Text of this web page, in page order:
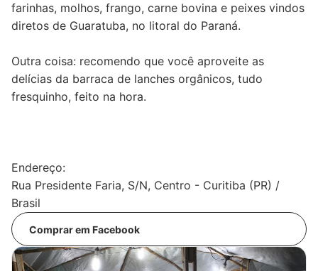
farinhas, molhos, frango, carne bovina e peixes vindos
diretos de Guaratuba, no litoral do Paraná.
Outra coisa: recomendo que você aproveite as
delícias da barraca de lanches orgânicos, tudo
fresquinho, feito na hora.
Endereço:
Rua Presidente Faria, S/N, Centro - Curitiba (PR) /
Brasil
Comprar em Facebook